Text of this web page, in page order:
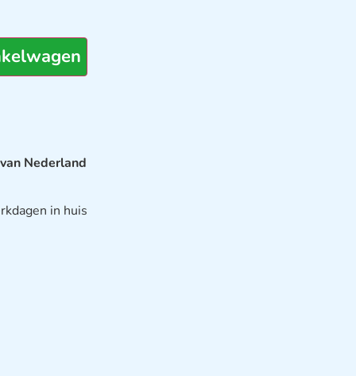
Nederland
in huis